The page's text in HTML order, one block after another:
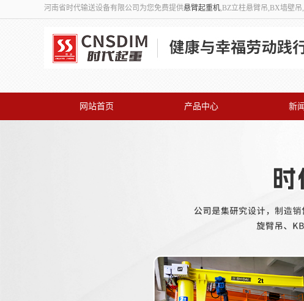
河南省时代输送设备有限公司为您免费提供悬臂起重机,BZ立柱悬臂吊,BX墙壁
网站首页 产品中心 新